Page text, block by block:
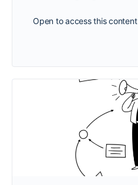
Open to access this content